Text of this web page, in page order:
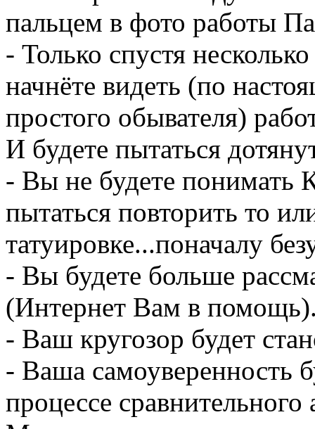
пальцем в фото работы
- Только спустя
начнёте видеть (по
простого обывателя)
И будете пытаться
- Вы не будете понимать
пытаться повторить то
татуировке...поначалу
- Вы будете больше
(Интернет Вам в
- Ваш кругозор будет
- Ваша самоуверенность
процессе